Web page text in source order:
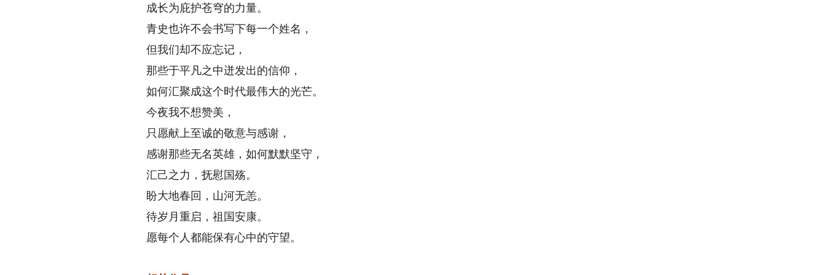
成长为庇护苍穹的力量。
青史也许不会书写下每一个姓名，
但我们却不应忘记，
那些于平凡之中迸发出的信仰，
如何汇聚成这个时代最伟大的光芒。
今夜我不想赞美，
只愿献上至诚的敬意与感谢，
感谢那些无名英雄，如何默默坚守，
汇己之力，抚慰国殇。
盼大地春回，山河无恙。
待岁月重启，祖国安康。
愿每个人都能保有心中的守望。